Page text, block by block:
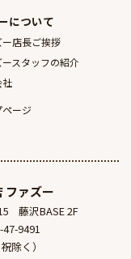
について
ー店長ご挨拶
スタッフの紹介
社
ページ
ファズー
藤沢BASE 2F
47-9491
除く）